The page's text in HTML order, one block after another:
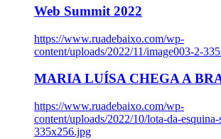
Web Summit 2022
https://www.ruadebaixo.com/wp-
content/uploads/2022/11/image003-2-
MARIA LUÍSA CHEGA A
https://www.ruadebaixo.com/wp-
content/uploads/2022/10/lota-da-esquina-
335x256.jpg